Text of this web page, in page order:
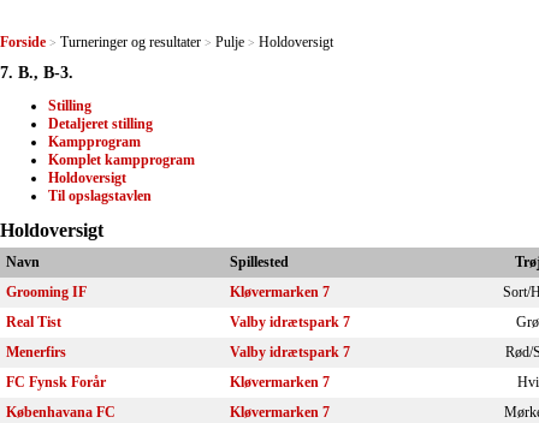
Forside > Turneringer og resultater > Pulje > Holdoversigt
7. B., B-3.
Stilling
Detaljeret stilling
Kampprogram
Komplet kampprogram
Holdoversigt
Til opslagstavlen
Holdoversigt
Navn Spillested
Grooming IF
Kløvermarken 7
Sort/
Real Tist
Valby idrætspark 7
Menerfirs
Valby idrætspark 7
Rød/
FC Fynsk Forår
Kløvermarken 7
Københavana FC
Kløvermarken 7